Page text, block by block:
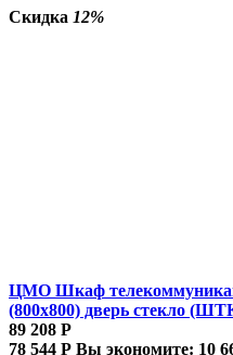
Скидка 12%
ЦМО Шкаф
(800x800) дверь стекло
89 208 Р
78 544 Р Вы экономите: 10